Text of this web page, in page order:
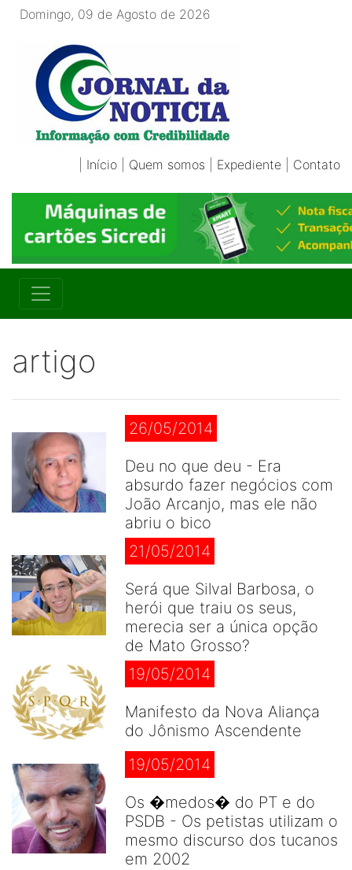
Domingo, 09 de Agosto de 2026
Início Quem somos Expediente Contato
artigo
26/05/2014
Deu no que deu - Era
absurdo fazer negócios com
João Arcanjo, mas ele não
abriu o bico
21/05/2014
Será que Silval Barbosa, o
herói que traiu os seus,
merecia ser a única opção
de Mato Grosso?
19/05/2014
Manifesto da Nova Aliança
do Jônismo Ascendente
19/05/2014
Os �medos� do PT e do
PSDB - Os petistas utilizam o
mesmo discurso dos tucanos
em 2002